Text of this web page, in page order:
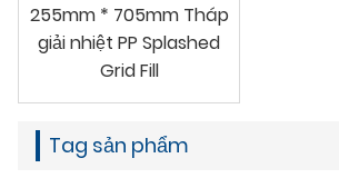
255mm * 705mm Tháp
giải nhiệt PP Splashed
Grid Fill
Tag sản phẩm